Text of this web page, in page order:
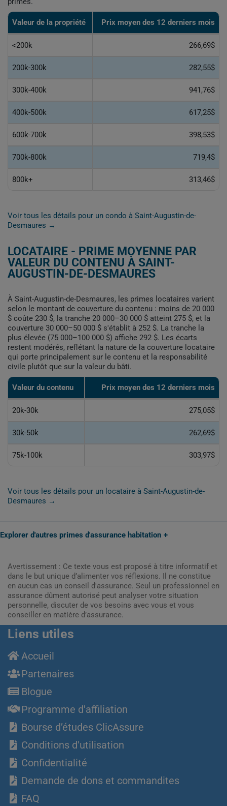
Valeur de la propriété Prix moyen des 12 derniers mois
<200k 266,69$
200k-300k 282,55$
300k-400k 941,76$
400k-500k 617,25$
600k-700k 398,53$
700k-800k 719,4$
800k+ 313,46$
Voir tous les détails pour un condo à Saint-Augustin-de-
Desmaures →
LOCATAIRE - PRIME MOYENNE PAR
VALEUR DU CONTENU À SAINT-
AUGUSTIN-DE-DESMAURES
À Saint-Augustin-de-Desmaures, les primes locataires varient
selon le montant de couverture du contenu : moins de 20 000
$ coûte 230 $, la tranche 20 000–30 000 $ atteint 275 $, et la
couverture 30 000–50 000 $ s'établit à 252 $. La tranche la
plus élevée (75 000–100 000 $) affiche 292 $. Les écarts
restent modérés, reflétant la nature de la couverture locataire
qui porte principalement sur le contenu et la responsabilité
civile plutôt que sur la valeur du bâti.
Valeur du contenu Prix moyen des 12 derniers mois
20k-30k 275,05$
30k-50k 262,69$
75k-100k 303,97$
Voir tous les détails pour un locataire à Saint-Augustin-de-
Desmaures →
Explorer d'autres primes d'assurance habitation
Avertissement : Ce texte vous est proposé à titre informatif et
dans le but unique d’alimenter vos réflexions. Il ne constitue
en aucun cas un conseil d'assurance. Seul un professionnel en
assurance dûment autorisé peut analyser votre situation
personnelle, discuter de vos besoins avec vous et vous
conseiller en matière d’assurance.
Liens utiles
Accueil
Partenaires
Blogue
Programme d'affiliation
Bourse d’études ClicAssure
Conditions d'utilisation
Confidentialité
Demande de dons et commandites
FAQ